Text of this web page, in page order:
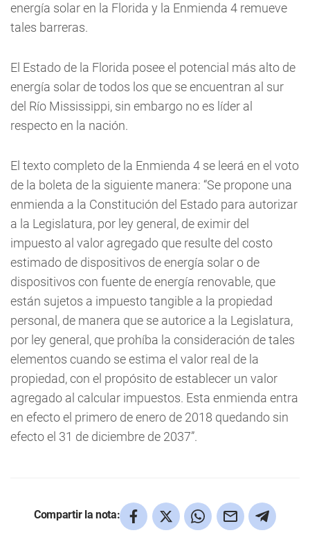
energía solar en la Florida y la Enmienda 4 remueve
tales barreras.
El Estado de la Florida posee el potencial más alto de
energía solar de todos los que se encuentran al sur
del Río Mississippi, sin embargo no es líder al
respecto en la nación.
El texto completo de la Enmienda 4 se leerá en el voto
de la boleta de la siguiente manera: “Se propone una
enmienda a la Constitución del Estado para autorizar
a la Legislatura, por ley general, de eximir del
impuesto al valor agregado que resulte del costo
estimado de dispositivos de energía solar o de
dispositivos con fuente de energía renovable, que
están sujetos a impuesto tangible a la propiedad
personal, de manera que se autorice a la Legislatura,
por ley general, que prohíba la consideración de tales
elementos cuando se estima el valor real de la
propiedad, con el propósito de establecer un valor
agregado al calcular impuestos. Esta enmienda entra
en efecto el primero de enero de 2018 quedando sin
efecto el 31 de diciembre de 2037”.
Compartir la nota: